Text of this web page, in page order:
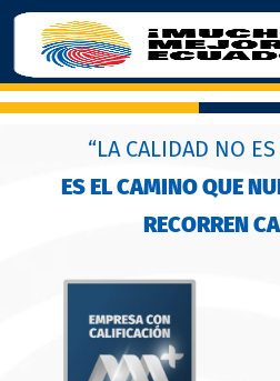
“LA CALIDAD NO
ES EL CAMINO QUE
RECORREN